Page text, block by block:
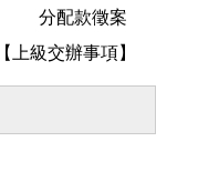
分配款徵案
【上級交辦事項】